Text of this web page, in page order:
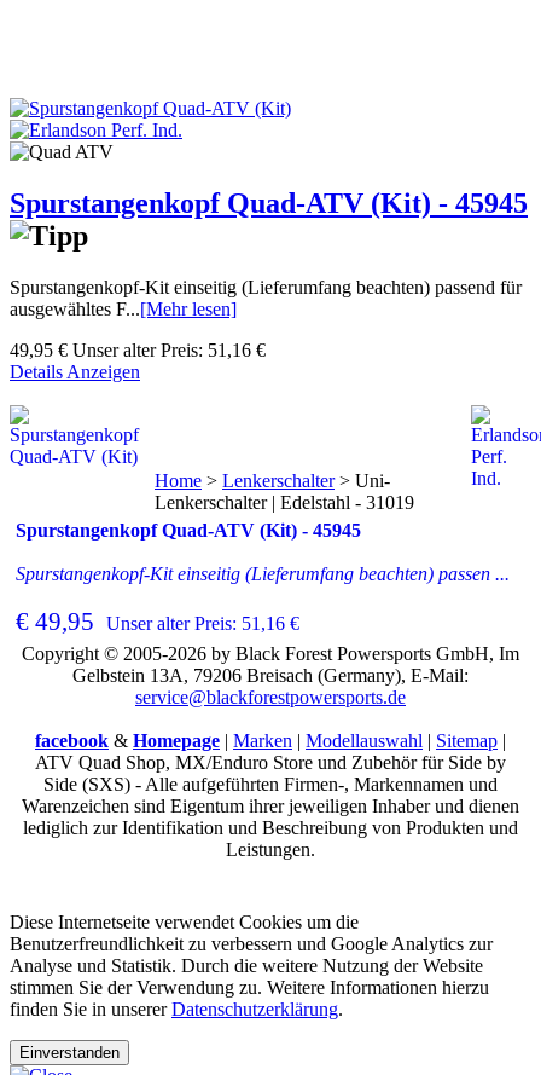
Spurstangenkopf Quad-ATV (Kit) - 45945
Spurstangenkopf-Kit einseitig (Lieferumfang beachten) passend für
ausgewähltes F...[Mehr lesen]
49,95 € Unser alter Preis: 51,16 €
Details Anzeigen
Spurstangenkopf Quad-ATV (Kit) - 45945
Spurstangenkopf-Kit einseitig (Lieferumfang beachten) passen ...
€ 49,95 Unser alter Preis: 51,16 €
Home > Lenkerschalter > Uni-
Lenkerschalter | Edelstahl - 31019
Copyright © 2005-2026 by Black Forest Powersports GmbH, Im
Gelbstein 13A, 79206 Breisach (Germany), E-Mail:
service@blackforestpowersports.de
facebook & Homepage | Marken | Modellauswahl | Sitemap |
ATV Quad Shop, MX/Enduro Store und Zubehör für Side by
Side (SXS) - Alle aufgeführten Firmen-, Markennamen und
Warenzeichen sind Eigentum ihrer jeweiligen Inhaber und dienen
lediglich zur Identifikation und Beschreibung von Produkten und
Leistungen.
Diese Internetseite verwendet Cookies um die
Benutzerfreundlichkeit zu verbessern und Google Analytics zur
Analyse und Statistik. Durch die weitere Nutzung der Website
stimmen Sie der Verwendung zu. Weitere Informationen hierzu
finden Sie in unsererDatenschutzerklärung.
Einverstanden